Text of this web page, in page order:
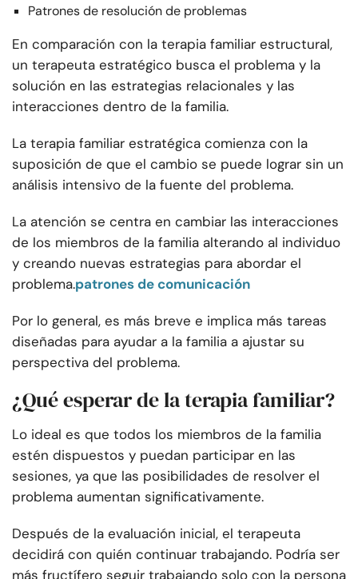
Patrones de resolución de problemas
En comparación con la terapia familiar estructural,
un terapeuta estratégico busca el problema y la
solución en las estrategias relacionales y las
interacciones dentro de la familia.
La terapia familiar estratégica comienza con la
suposición de que el cambio se puede lograr sin un
análisis intensivo de la fuente del problema.
La atención se centra en cambiar las interacciones
de los miembros de la familia alterando al individuo
y creando nuevas estrategias para abordar el
problema.patrones de comunicación
Por lo general, es más breve e implica más tareas
diseñadas para ayudar a la familia a ajustar su
perspectiva del problema.
¿Qué esperar de la terapia familiar?
Lo ideal es que todos los miembros de la familia
estén dispuestos y puedan participar en las
sesiones, ya que las posibilidades de resolver el
problema aumentan significativamente.
Después de la evaluación inicial, el terapeuta
decidirá con quién continuar trabajando. Podría ser
más fructífero seguir trabajando solo con la persona